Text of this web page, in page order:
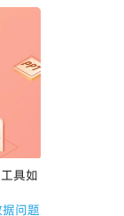
具如
问题